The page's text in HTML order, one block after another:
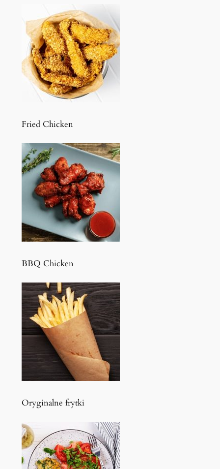
Fried Chicken
BBQ Chicken
Oryginalne frytki